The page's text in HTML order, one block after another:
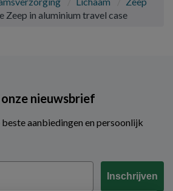
Zeep in aluminium travel case
nieuwsbrief
aanbiedingen en persoonlijk
Inschrijven